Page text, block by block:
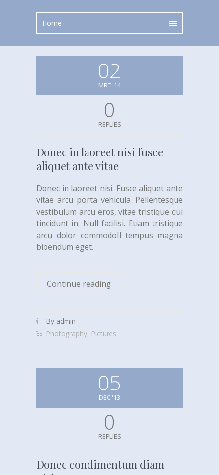
02
MRT '14
0
REPLIES
Donec in laoreet nisi fusce
aliquet ante vitae
Donec in laoreet nisi. Fusce aliquet ante
vitae arcu porta vehicula. Pellentesque
vestibulum arcu eros, vitae tristique dui
tincidunt in. Null facilisi. Etiam tristique
arcu dolor commodoIl tempus magna
bibendum eget.
Continue reading
By admin
Photography, Pictures
05
DEC '13
0
REPLIES
Donec condimentum diam